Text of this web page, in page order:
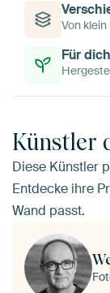
Von
Für
Künstler
Diese Künstler
Entdecke ihre
Wand passt.